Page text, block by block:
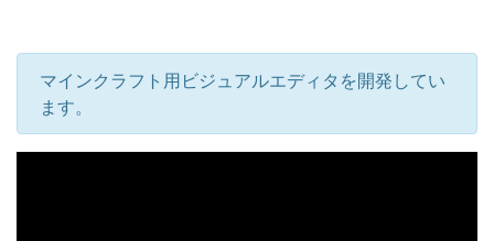
マインクラフト用ビジュアルエディタを開発してい
ます。